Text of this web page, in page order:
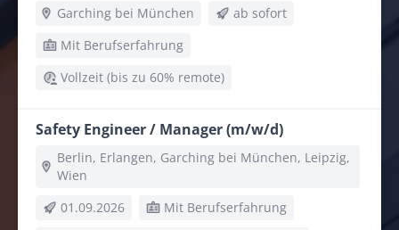
Garching bei München
ab sofort
Mit Berufserfahrung
Vollzeit (bis zu 60% remote)
Safety Engineer / Manager (m/w/d)
Berlin, Erlangen, Garching bei München, Leipzig,
Wien
01.09.2026
Mit Berufserfahrung